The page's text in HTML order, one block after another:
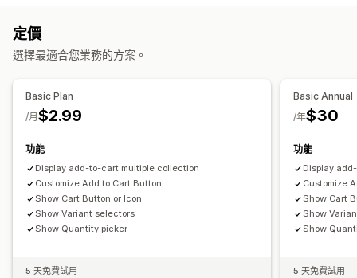
定價
選擇最適合您業務的方案。
Basic Plan
$2.99
/月
功能
Display add-to-cart multiple collection
Customize Add to Cart Button
Show Cart Button or Icon
Show Variant selectors
Show Quantity picker
5 天免費試用
Basic Annual
$30
/年
功能
Display
Customize
Show Cart
Show
Show
5 天免費試用